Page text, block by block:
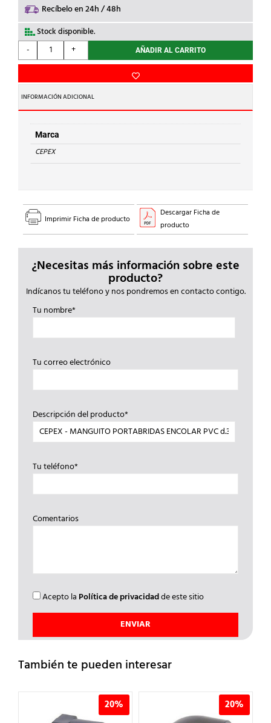
Recíbelo en 24h / 48h
Stock disponible.
-
CEPEX
-
PORTABRIDAS
ENCOLAR
PVC
d.32
cantidad
+ AÑADIR AL CARRITO
INFORMACIÓN ADICIONAL
Marca
CEPEX
Imprimir Ficha de producto
Descargar Ficha de
producto
¿Necesitas más información sobre este
producto?
Indícanos tu teléfono y nos pondremos en contacto contigo.
Tu nombre*
Tu correo electrónico
Descripción del producto*
Tu teléfono*
Comentarios
Acepto la Política de privacidadde este sitio
También te pueden interesar
20% 20%